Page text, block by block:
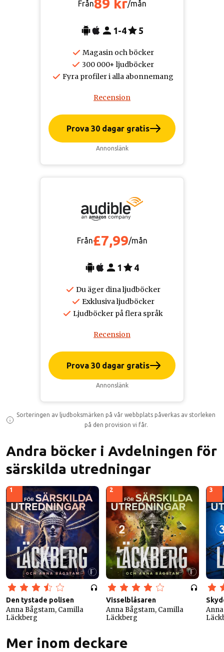
Från89 kr/mån
1-4 5
Magasin och böcker
300 000+ ljudböcker
Fyra profiler i alla abonnemang
Recension
Prova 30 dagar gratis
Annonslänk
Från£7,99/mån
1 4
Du äger dina ljudböcker
Exklusiva ljudböcker
Ljudböcker på flera språk
Recension
Prova 30 dagar gratis
Annonslänk
Sorteringen av ljudboksmärken på vår webbplats påverkas av storleken
på den provision vi får.
Andra böcker i Avdelningen för
särskilda utredningar
1
Den tystade polisen
Anna Bågstam, Camilla
Läckberg
2
Visselblåsaren
Anna Bågstam, Camilla
Läckberg
3
Mer inom deckare